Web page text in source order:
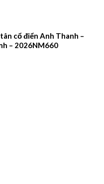
cổ điển Anh Thanh –
– 2026NM660